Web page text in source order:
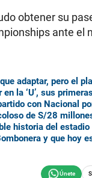
obtener su
ante el
adaptar, pero el
en la ‘U’, sus
con Nacional
de S/28
historia del estadio
y que hoy